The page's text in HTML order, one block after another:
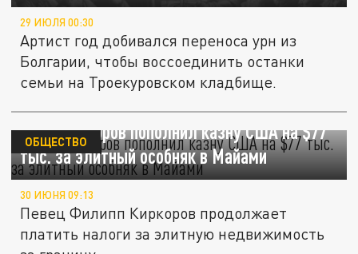
29 ИЮЛЯ 00:30
Артист год добивался переноса урн из
Болгарии, чтобы воссоединить останки
семьи на Троекуровском кладбище.
Baza: Киркоров пополнил казну США на $77
тыс. за элитный особняк в Майами
ОБЩЕСТВО
30 ИЮНЯ 09:13
Певец Филипп Киркоров продолжает
платить налоги за элитную недвижимость